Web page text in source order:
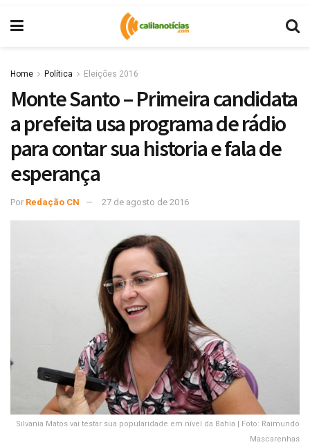
Home Política Eleições 2016
Monte Santo – Primeira candidata
a prefeita usa programa de rádio
para contar sua historia e fala de
esperança
Por Redação CN 27 de agosto de 2016
Silvania Matos vai testar sua popularidade em nível da Bahia | Foto: Raimundo
Mascarenhas